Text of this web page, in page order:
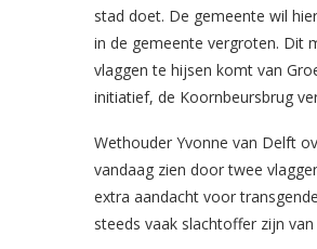
stad doet. De gemeente wil
in de gemeente vergroten. Dit
vlaggen te hijsen komt van
initiatief, de Koornbeursbrug
Wethouder Yvonne van Delft
vandaag zien door twee
extra aandacht voor
steeds vaak slachtoffer zijn